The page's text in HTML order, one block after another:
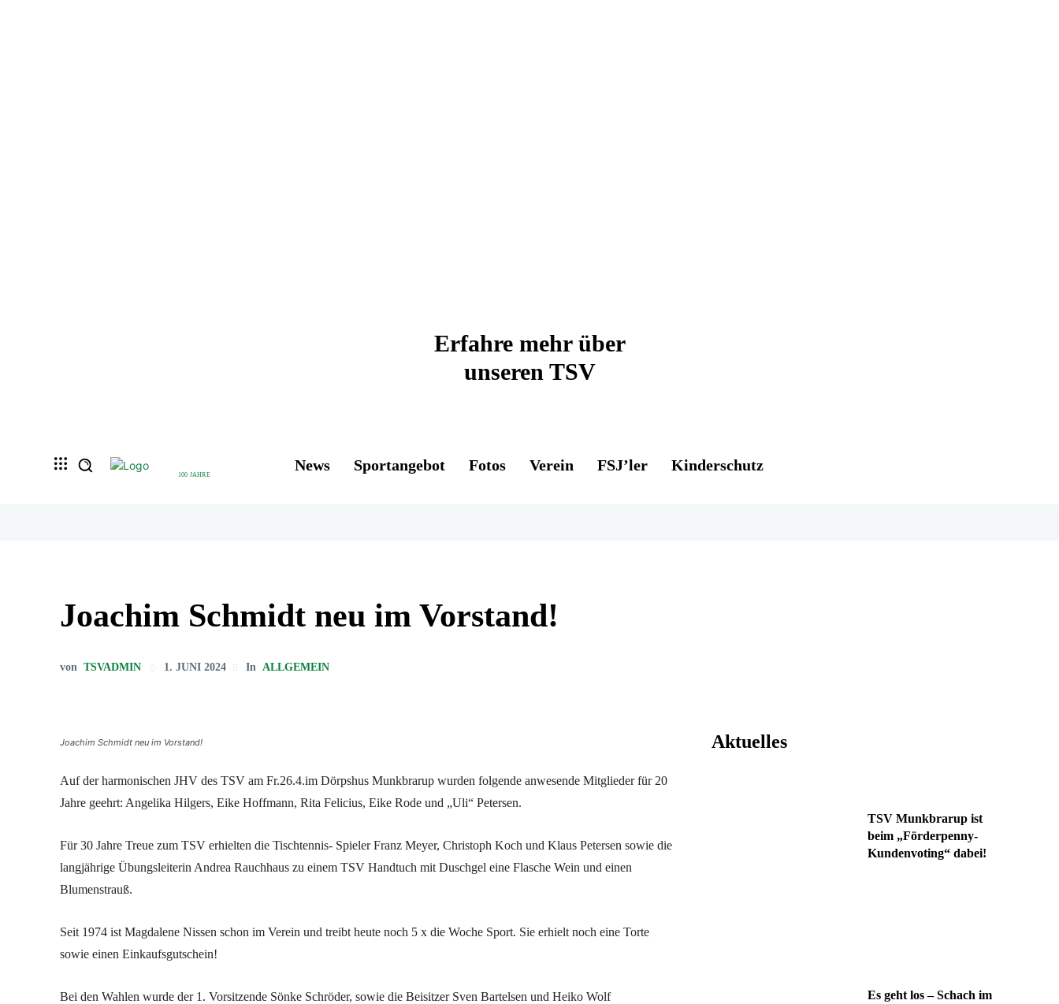
Erfahre mehr über
unseren TSV
100 JAHRE
News Sportangebot Fotos Verein FSJ’ler Kinderschutz
Joachim Schmidt neu im Vorstand!
von TSVADMIN 1. JUNI 2024 In ALLGEMEIN
Joachim Schmidt neu im Vorstand!
Auf der harmonischen JHV des TSV am Fr.26.4.im Dörpshus Munkbrarup wurden folgende anwesende Mitglieder für 20
Jahre geehrt: Angelika Hilgers, Eike Hoffmann, Rita Felicius, Eike Rode und „Uli“ Petersen.
Für 30 Jahre Treue zum TSV erhielten die Tischtennis- Spieler Franz Meyer, Christoph Koch und Klaus Petersen sowie die
langjährige Übungsleiterin Andrea Rauchhaus zu einem TSV Handtuch mit Duschgel eine Flasche Wein und einen
Blumenstrauß.
Seit 1974 ist Magdalene Nissen schon im Verein und treibt heute noch 5 x die Woche Sport. Sie erhielt noch eine Torte
sowie einen Einkaufsgutschein!
Bei den Wahlen wurde der 1. Vorsitzende Sönke Schröder, sowie die Beisitzer Sven Bartelsen und Heiko Wolf
Aktuelles
TSV Munkbrarup ist
beim „Förderpenny-
Kundenvoting“ dabei!
Es geht los – Schach im